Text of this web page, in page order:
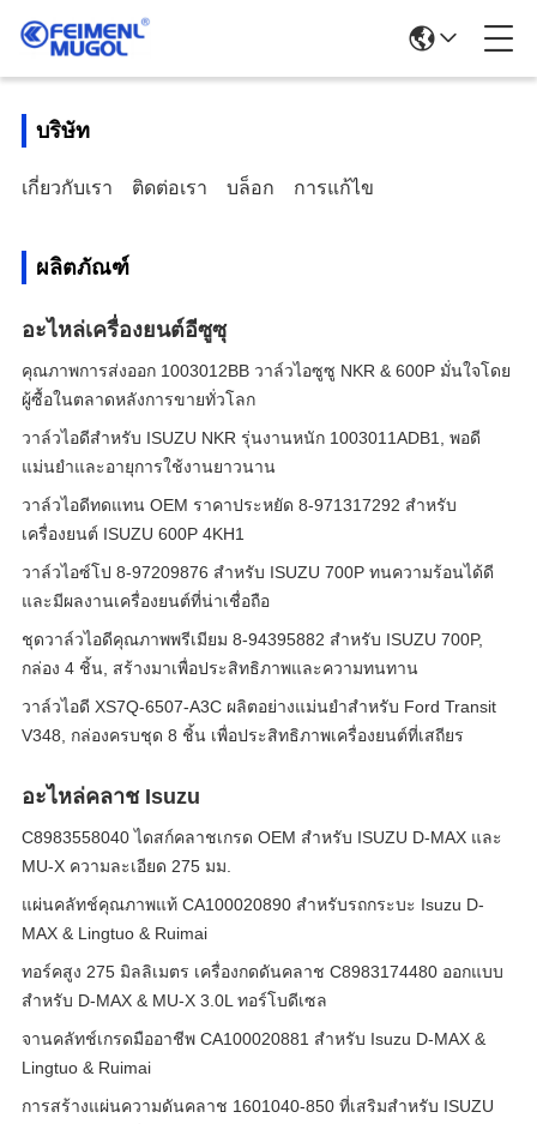
บริษัท
เกี่ยวกับเรา ติดต่อเรา บล็อก การแก้ไข
ผลิตภัณฑ์
อะไหล่เครื่องยนต์อีซูซุ
คุณภาพการส่งออก 1003012BB วาล์วไอซูซู NKR & 600P มั่นใจโดย
ผู้ซื้อในตลาดหลังการขายทั่วโลก
วาล์วไอดีสำหรับ ISUZU NKR รุ่นงานหนัก 1003011ADB1, พอดี
แม่นยำและอายุการใช้งานยาวนาน
วาล์วไอดีทดแทน OEM ราคาประหยัด 8-971317292 สำหรับ
เครื่องยนต์ ISUZU 600P 4KH1
วาล์วไอซ์โป 8-97209876 สําหรับ ISUZU 700P ทนความร้อนได้ดี
และมีผลงานเครื่องยนต์ที่น่าเชื่อถือ
ชุดวาล์วไอดีคุณภาพพรีเมียม 8-94395882 สำหรับ ISUZU 700P,
กล่อง 4 ชิ้น, สร้างมาเพื่อประสิทธิภาพและความทนทาน
วาล์วไอดี XS7Q-6507-A3C ผลิตอย่างแม่นยำสำหรับ Ford Transit
V348, กล่องครบชุด 8 ชิ้น เพื่อประสิทธิภาพเครื่องยนต์ที่เสถียร
อะไหล่คลาช Isuzu
C8983558040 ไดสก์คลาชเกรด OEM สําหรับ ISUZU D-MAX และ
MU-X ความละเอียด 275 มม.
แผ่นคลัทช์คุณภาพแท้ CA100020890 สำหรับรถกระบะ Isuzu D-
MAX & Lingtuo & Ruimai
ทอร์คสูง 275 มิลลิเมตร เครื่องกดดันคลาช C8983174480 ออกแบบ
สําหรับ D-MAX & MU-X 3.0L ทอร์โบดีเซล
จานคลัทช์เกรดมืออาชีพ CA100020881 สำหรับ Isuzu D-MAX &
Lingtuo & Ruimai
การสร้างแผ่นความดันคลาช 1601040-850 ที่เสริมสําหรับ ISUZU